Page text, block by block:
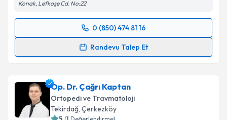
Konak, Lefkoşe Cd. No:22
0 (850) 474 81 16
Randevu Talep Et
Randevu Takvimi Talebi
oluşturun. Size bu uzmandan randevu almanız için bir
takvim hazırlandığında e-posta ile bilgilendireceğiz.
E-posta Adresiniz
Op. Dr. Çağrı Kaptan
Ortopedi ve Travmatoloji
Tekirdağ,Çerkezköy